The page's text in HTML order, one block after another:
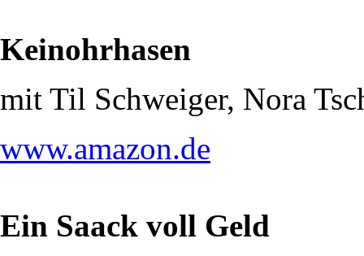
Keinohrhasen
mit Til Schweiger, Nora
www.amazon.de
Ein Saack voll Geld